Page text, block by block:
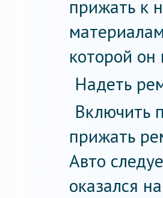
прижать к
которой
Надеть
Включить
прижать
Авто
оказался